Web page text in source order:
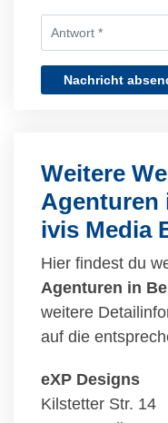
Nachricht
Weitere
Agenturen
ivis Media
Hier findest du
Agenturen in
weitere
auf die
eXP Designs
Kilstetter Str. 14